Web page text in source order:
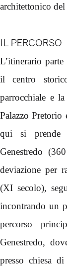
architettonico
IL PERCORSO
L’itinerario
il centro
parrocchiale e
Palazzo
qui si prende
Genestredo
deviazione per
(XI secolo),
incontrando un
percorso
Genestredo,
presso chiesa